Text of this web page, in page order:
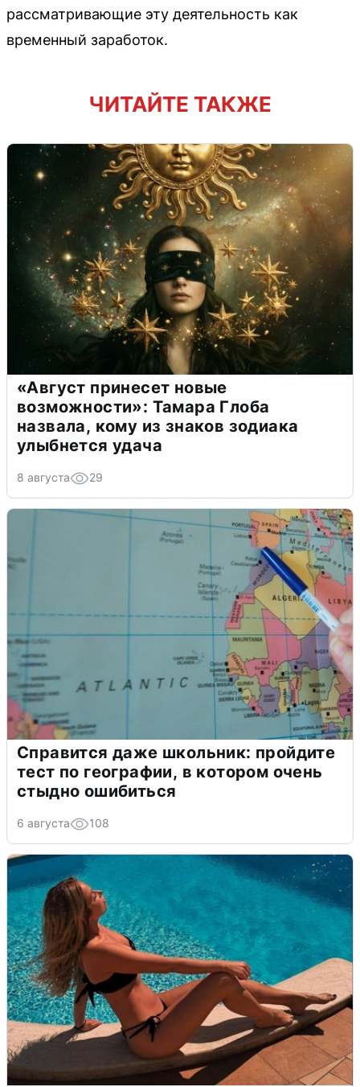
рассматривающие эту деятельность как
временный заработок.
ЧИТАЙТЕ ТАКЖЕ
«Август принесет новые
возможности»: Тамара Глоба
назвала, кому из знаков зодиака
улыбнется удача
8 августа 29
Справится даже школьник: пройдите
тест по географии, в котором очень
стыдно ошибиться
6 августа 108